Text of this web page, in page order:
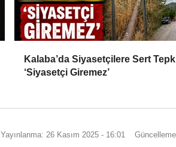
Kalaba’da Siyasetçilere Sert
‘Siyasetçi Giremez’
Yayınlanma: 26 Kasım 2025 - 16:01